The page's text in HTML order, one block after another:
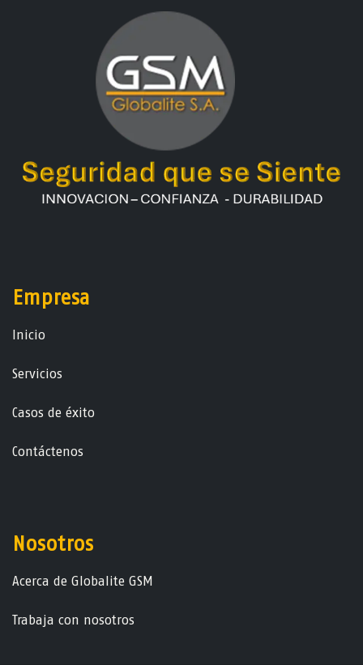
Empresa
Ini​ci​o
Servicios
Casos de éxito
Contáctenos
Nosotros
Acerca de Globalite GSM
Trabaja con nosotros